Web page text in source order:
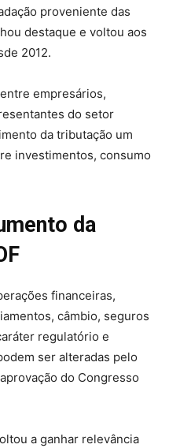
proveniente das
destaque e voltou aos
2012.
empresários,
do setor
da tributação um
investimentos, consumo
da
financeiras,
câmbio, seguros
regulatório e
ser alteradas pelo
do Congresso
a ganhar relevância